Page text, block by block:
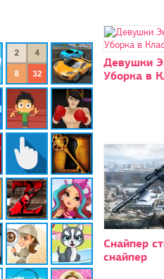
Девушки
Уборка в
Снайпер
снайпер